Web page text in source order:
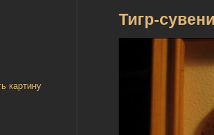
картину
Тигр-